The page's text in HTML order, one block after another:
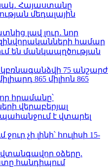
Հայաստանը
մեդալային
լավ լուր․ նոր
զինվորականների համար
են մանկապղծության
75 անշարժ
865 միլիոն 865
հրամանը՝
վերաբերյալ
պահանջում է վտարել
չի լինի՝ հուլիսի 15-
օձերը.
հանդիպում